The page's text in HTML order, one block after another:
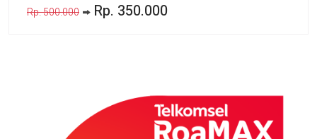
Rp. 500.000
Rp. 350.000